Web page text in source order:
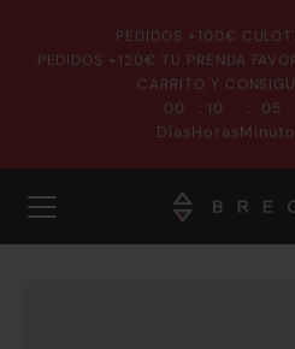
PEDIDOS +100€
PEDIDOS +120€ TU PRENDA
CARRITO Y
00
Días
: 10
Horas
: 05